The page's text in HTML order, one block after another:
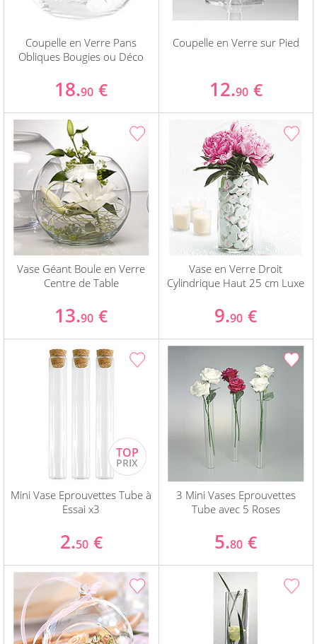
Coupelle en Verre Pans
Obliques Bougies ou Déco
18.90 €
Coupelle en Verre sur Pied
12.90 €
Vase Géant Boule en Verre
Centre de Table
13.90 €
Vase en Verre Droit
Cylindrique Haut 25 cm Luxe
9.90 €
Mini Vase Eprouvettes Tube à
Essai x3
2.50 €
3 Mini Vases Eprouvettes
Tube avec 5 Roses
5.80 €